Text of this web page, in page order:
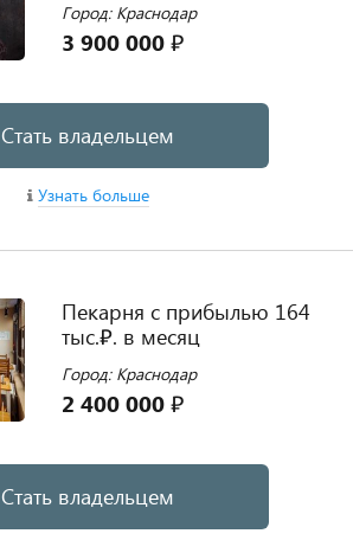
Город: Краснодар
3 900 000 ₽
Стать владельцем
Узнать больше
Пекарня с прибылью 164
тыс.₽. в месяц
Город: Краснодар
2 400 000 ₽
Стать владельцем